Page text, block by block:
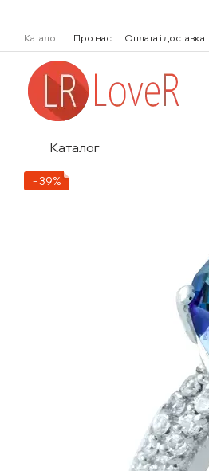
Каталог Про нас Оплата і доставка
Каталог
−39%